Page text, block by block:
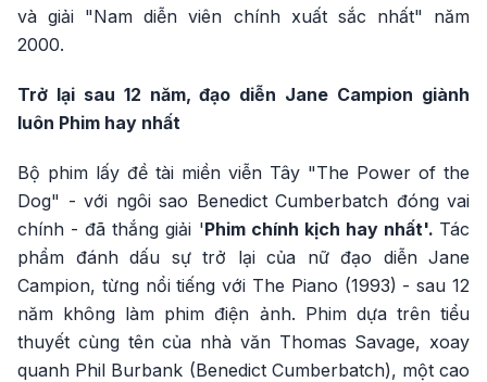
và giải "Nam diễn viên chính xuất sắc nhất" năm
2000.
Trở lại sau 12 năm, đạo diễn Jane Campion giành
luôn Phim hay nhất
Bộ phim lấy đề tài miền viễn Tây "The Power of the
Dog" - với ngôi sao Benedict Cumberbatch đóng vai
chính - đã thắng giải 'Phim chính kịch hay nhất'. Tác
phẩm đánh dấu sự trở lại của nữ đạo diễn Jane
Campion, từng nổi tiếng với The Piano (1993) - sau 12
năm không làm phim điện ảnh. Phim dựa trên tiểu
thuyết cùng tên của nhà văn Thomas Savage, xoay
quanh Phil Burbank (Benedict Cumberbatch), một cao